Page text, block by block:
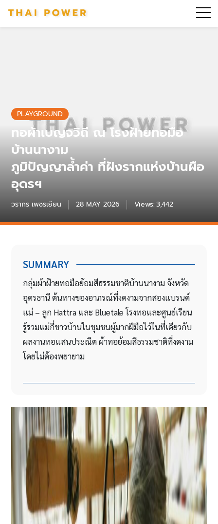
PLAYGROUND
ทอผ้าเบญจวิถี ณ โรงฝ้ายทอมือ
บ้านนางาม
ภูมิปัญญาล้ำค่า ที่ฝังรากแห่งบ้านผือ
อุดรฯ
วรากร เพชรเยียน 28 MAY 2026 Views:3,442
SUMMARY
กลุ่มผ้าฝ้ายทอมือย้อมสีธรรมชาติบ้านนางาม จังหวัด
อุดรธานี ต้นทางของอาภรณ์ที่งดงามจากสองแบรนด์
แม่ – ลูก Hattra และ Bluetale โรงทอและศูนย์เรียน
รู้รวมแม่กี่ชาวบ้านในชุมชนผู้มากฝีมือไว้ในที่เดียวกับ
ผลงานทอแสนประณีต ผ้าทอย้อมสีธรรมชาติที่งดงาม
โดยไม่ต้องพยายาม